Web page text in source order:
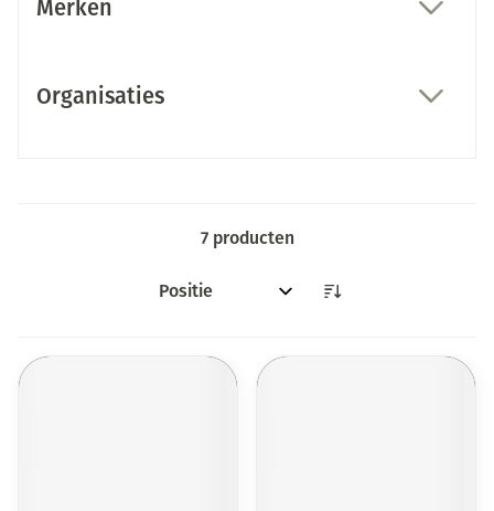
Merken
Organisaties
7producten
Sorteer op: